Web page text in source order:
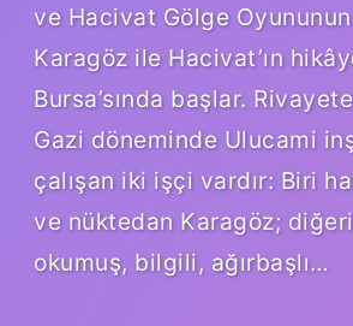
ve Hacivat Gölge
Karagöz ile Hacivat’ın
Bursa’sında başlar.
Gazi döneminde Ulucami
çalışan iki işçi vardır: Biri
ve nüktedan Karagöz;
okumuş, bilgili, ağırbaşlı…